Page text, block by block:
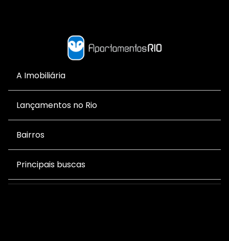
A Imobiliária
Lançamentos no Rio
Bairros
Principais buscas